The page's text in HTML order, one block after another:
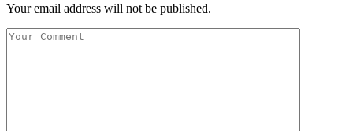
Your email address will not be published.